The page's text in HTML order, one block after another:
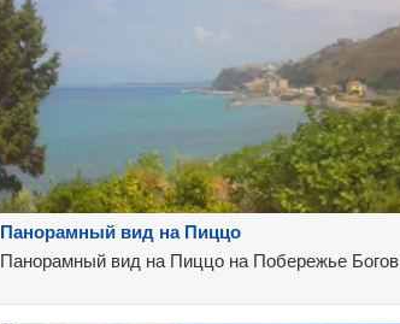
Панорамный вид на Пиццо
Панорамный вид на Пиццо на Побережье Богов